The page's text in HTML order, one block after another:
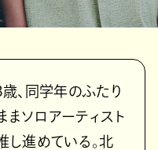
、同学年のふたり
ソロアーティスト
し進めている。北